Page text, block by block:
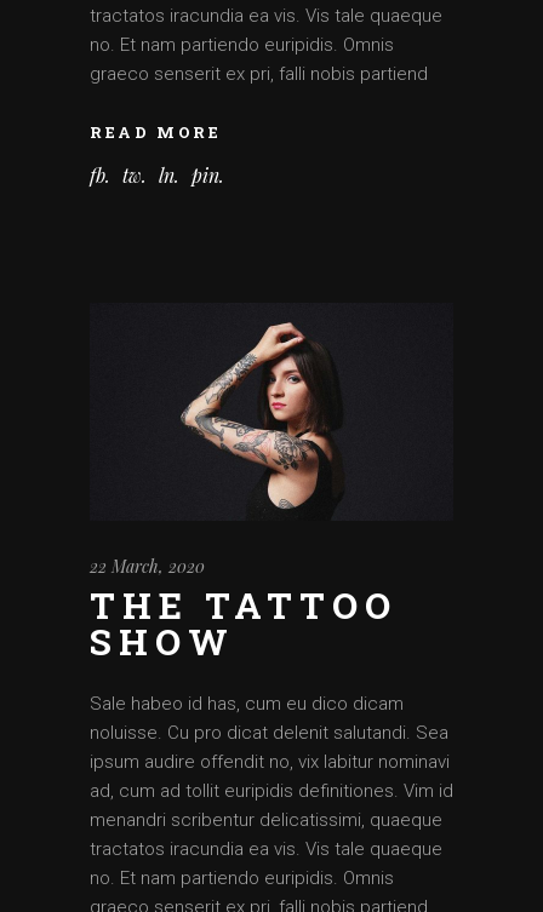
tractatos iracundia ea vis. Vis tale quaeque
no. Et nam partiendo euripidis. Omnis
graeco senserit ex pri, falli nobis partiend
READ MORE
fb tw ln pin
22 March, 2020
THE TATTOO
SHOW
Sale habeo id has, cum eu dico dicam
noluisse. Cu pro dicat delenit salutandi. Sea
ipsum audire offendit no, vix labitur nominavi
ad, cum ad tollit euripidis definitiones. Vim id
menandri scribentur delicatissimi, quaeque
tractatos iracundia ea vis. Vis tale quaeque
no. Et nam partiendo euripidis. Omnis
graeco senserit ex pri, falli nobis partiend